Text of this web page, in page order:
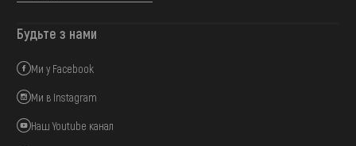
Будьте з нами
Ми у Facebook
Ми в Instagram
Наш Youtube канал